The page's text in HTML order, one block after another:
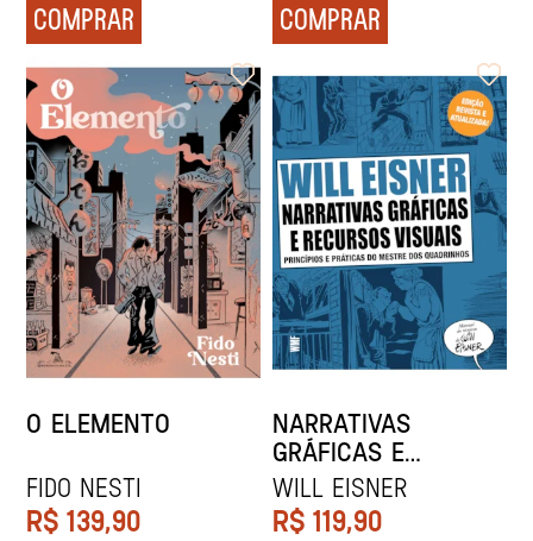
COMPRAR
COMPRAR
O ELEMENTO
FIDO NESTI
R$ 139,90
NARRATIVAS
GRÁFICAS E
RECURSOS VISUAIS
Will Eisner
R$ 119,90